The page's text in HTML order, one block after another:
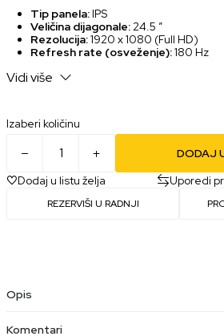
Tip panela:IPS
Veličina dijagonale: 24.5 ″
Rezolucija:1920 x 1080 (Full HD)
Refresh rate (osveženje):180 Hz
Odnos širine i visine:
Vidi više
Izaberi količinu
DODAJ
Dodaj u listu želja
Uporedi
REZERVIŠI U RADNJI
Opis
Komentari